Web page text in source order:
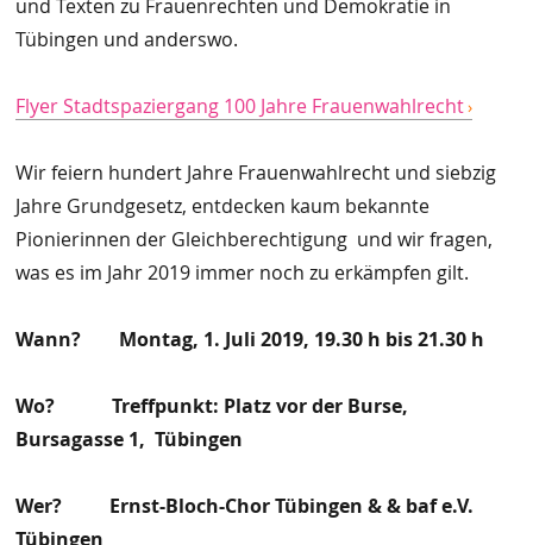
und Texten zu Frauenrechten und Demokratie in
Tübingen und anderswo.
Flyer Stadtspaziergang 100 Jahre Frauenwahlrecht
Wir feiern hundert Jahre Frauenwahlrecht und siebzig
Jahre Grundgesetz, entdecken kaum bekannte
Pionierinnen der Gleichberechtigung ­ und wir fragen,
was es im Jahr 2019 immer noch zu erkämpfen gilt.
Wann? Montag, 1. Juli 2019, 19.30 h bis 21.30 h
Wo? Treffpunkt: Platz vor der Burse,
Bursagasse 1, Tübingen
Wer? Ernst-Bloch-Chor Tübingen & & baf e.V.
Tübingen